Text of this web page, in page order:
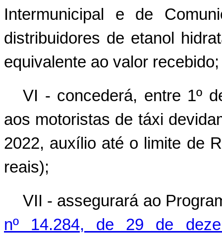
Intermunicipal e de
distribuidores de etanol
equivalente ao valor recebido;
VI - concederá, entre 1º
aos motoristas de táxi
2022, auxílio até o limite de
reais);
VII - assegurará ao
nº 14.284, de 29 de